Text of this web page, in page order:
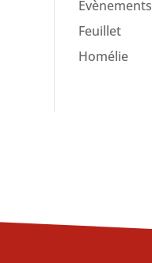
Évènements
Feuillet
Homélie